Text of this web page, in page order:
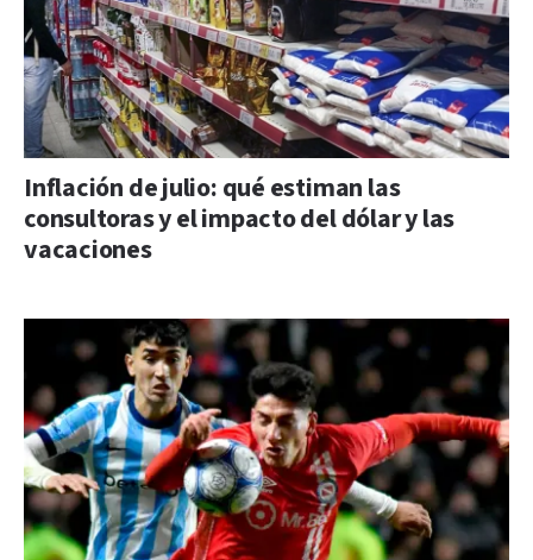
Inflación de julio: qué estiman las
consultoras y el impacto del dólar y las
vacaciones